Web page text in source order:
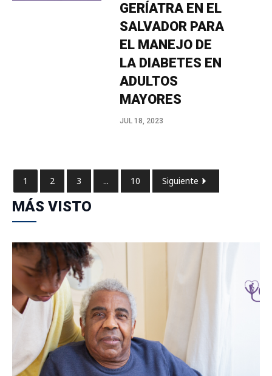
GERÍATRA EN EL
SALVADOR PARA
EL MANEJO DE
LA DIABETES EN
ADULTOS
MAYORES
JUL 18, 2023
1 2 3 ... 10 Siguiente
MÁS VISTO